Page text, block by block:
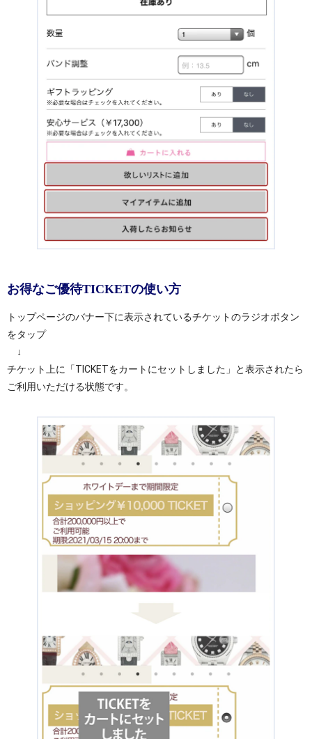
お得なご優待TICKETの使い方
トップページのバナー下に表示されているチケットのラジオボタン
をタップ
↓
チケット上に「TICKETをカートにセットしました」と表示されたら
ご利用いただける状態です。